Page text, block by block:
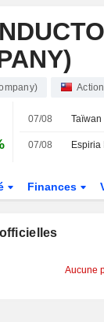
07/08
07/08
Finances
Aucune